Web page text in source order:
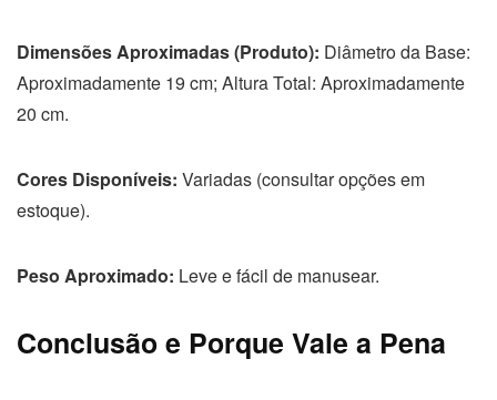
Dimensões Aproximadas (Produto): Diâmetro da Base:
Aproximadamente 19 cm; Altura Total: Aproximadamente
20 cm.
Cores Disponíveis: Variadas (consultar opções em
estoque).
Peso Aproximado: Leve e fácil de manusear.
Conclusão e Porque Vale a Pena